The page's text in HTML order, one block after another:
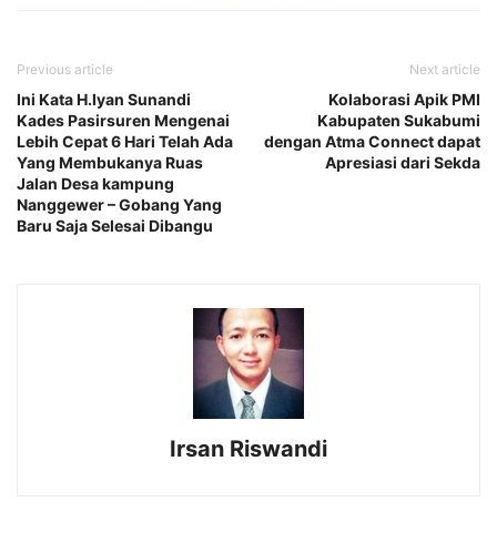
Previous article
Ini Kata H.Iyan Sunandi
Kades Pasirsuren Mengenai
Lebih Cepat 6 Hari Telah Ada
Yang Membukanya Ruas
Jalan Desa kampung
Nanggewer – Gobang Yang
Baru Saja Selesai Dibangu
Next article
Kolaborasi Apik PMI
Kabupaten Sukabumi
dengan Atma Connect dapat
Apresiasi dari Sekda
Irsan Riswandi